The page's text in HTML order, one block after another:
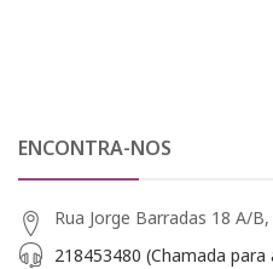
ENCONTRA-NOS
Rua Jorge Barradas 18 A/
218453480 (Chamada